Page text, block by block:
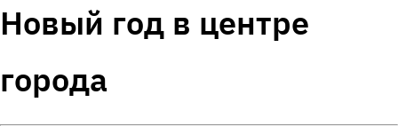
Новый год в центре
города